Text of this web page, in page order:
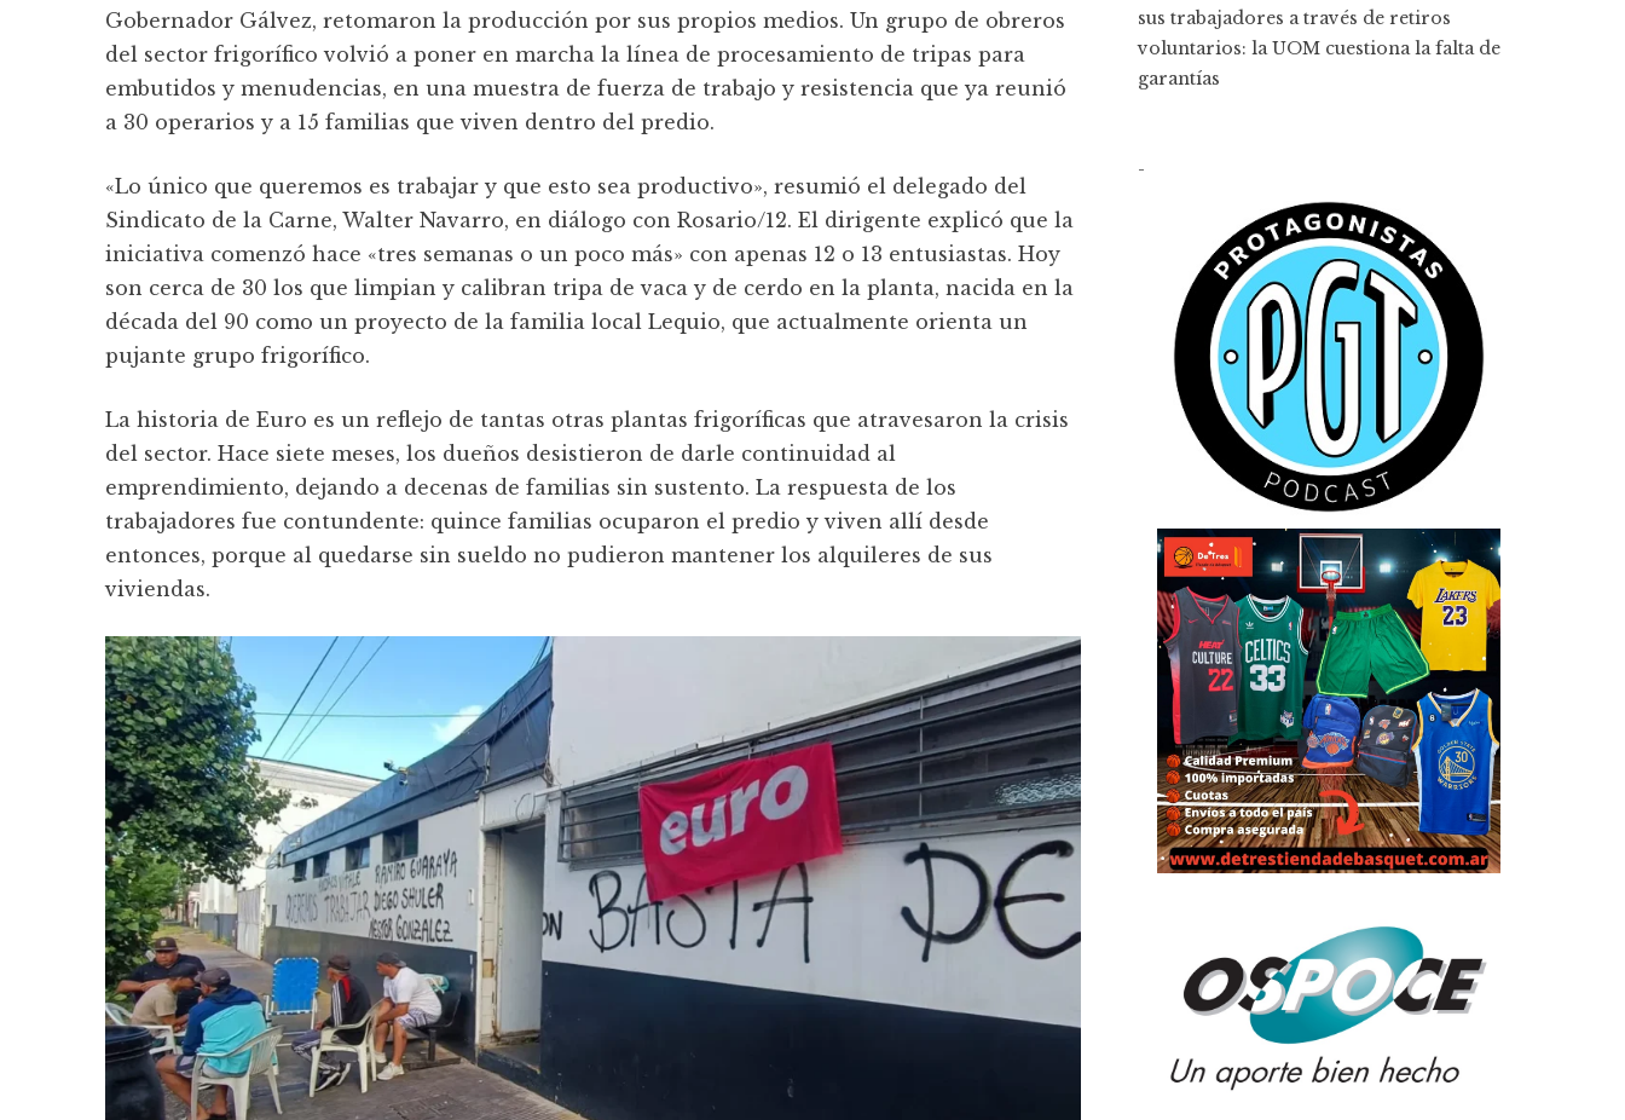
Gobernador Gálvez, retomaron la producción por sus propios medios. Un grupo de obreros
del sector frigorífico volvió a poner en marcha la línea de procesamiento de tripas para
embutidos y menudencias, en una muestra de fuerza de trabajo y resistencia que ya reunió
a 30 operarios y a 15 familias que viven dentro del predio.
«Lo único que queremos es trabajar y que esto sea productivo», resumió el delegado del
Sindicato de la Carne, Walter Navarro, en diálogo con Rosario/12. El dirigente explicó que la
iniciativa comenzó hace «tres semanas o un poco más» con apenas 12 o 13 entusiastas. Hoy
son cerca de 30 los que limpian y calibran tripa de vaca y de cerdo en la planta, nacida en la
década del 90 como un proyecto de la familia local Lequio, que actualmente orienta un
pujante grupo frigorífico.
La historia de Euro es un reflejo de tantas otras plantas frigoríficas que atravesaron la crisis
del sector. Hace siete meses, los dueños desistieron de darle continuidad al
emprendimiento, dejando a decenas de familias sin sustento. La respuesta de los
trabajadores fue contundente: quince familias ocuparon el predio y viven allí desde
entonces, porque al quedarse sin sueldo no pudieron mantener los alquileres de sus
viviendas.
sus trabajadores a través de retiros
voluntarios: la UOM cuestiona la falta de
garantías
-